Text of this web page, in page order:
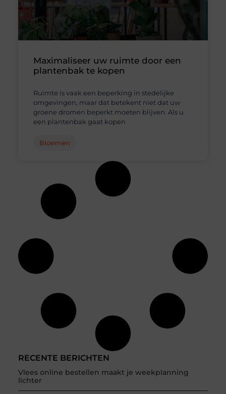
RECENTE BERICHTEN
Vlees online bestellen maakt je weekplanning
lichter
Maximaliseer uw ruimte door een
plantenbak te kopen
Ruimte is vaak een beperking in stedelijke
omgevingen, maar dat betekent niet dat uw
groene dromen beperkt moeten blijven. Als u
een plantenbak gaat kopen
Bloemen